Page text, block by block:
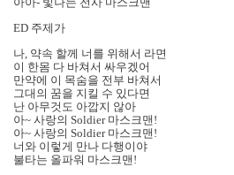
ED 주제가
나, 약속 할께 너를 위해서 라면
이 한몸 다 바쳐서 싸우겠어
만약에 이 목숨을 전부 바쳐서
그대의 꿈을 지킬 수 있다면
난 아무것도 아깝지 않아
아~ 사랑의 Soldier 마스크맨!
아~ 사랑의 Soldier 마스크맨!
너와 이렇게 만나 다행이야
불타는 올파워 마스크맨!